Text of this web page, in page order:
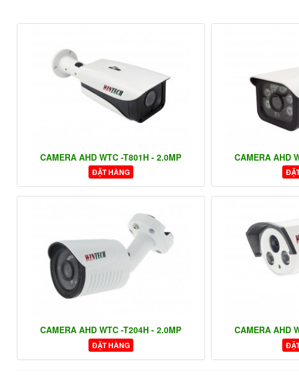
CAMERA AHD WTC -T801H - 2.0MP
ĐẶT HÀNG
CAMERA AHD
CAMERA AHD WTC -T204H - 2.0MP
ĐẶT HÀNG
CAMERA AHD